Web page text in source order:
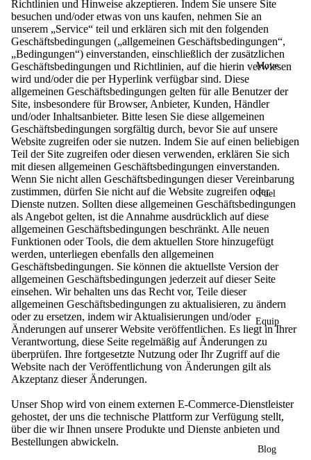
Move
Fuel
Equip
Blog
Richtlinien und Hinweise akzeptieren. Indem Sie unsere Site
besuchen und/oder etwas von uns kaufen, nehmen Sie an
unserem „Service“ teil und erklären sich mit den folgenden
Geschäftsbedingungen („allgemeinen Geschäftsbedingungen“,
„Bedingungen“) einverstanden, einschließlich der zusätzlichen
Geschäftsbedingungen und Richtlinien, auf die hierin verwiesen
wird und/oder die per Hyperlink verfügbar sind. Diese
allgemeinen Geschäftsbedingungen gelten für alle Benutzer der
Site, insbesondere für Browser, Anbieter, Kunden, Händler
und/oder Inhaltsanbieter. Bitte lesen Sie diese allgemeinen
Geschäftsbedingungen sorgfältig durch, bevor Sie auf unsere
Website zugreifen oder sie nutzen. Indem Sie auf einen beliebigen
Teil der Site zugreifen oder diesen verwenden, erklären Sie sich
mit diesen allgemeinen Geschäftsbedingungen einverstanden.
Wenn Sie nicht allen Geschäftsbedingungen dieser Vereinbarung
zustimmen, dürfen Sie nicht auf die Website zugreifen oder
Dienste nutzen. Sollten diese allgemeinen Geschäftsbedingungen
als Angebot gelten, ist die Annahme ausdrücklich auf diese
allgemeinen Geschäftsbedingungen beschränkt. Alle neuen
Funktionen oder Tools, die dem aktuellen Store hinzugefügt
werden, unterliegen ebenfalls den allgemeinen
Geschäftsbedingungen. Sie können die aktuellste Version der
allgemeinen Geschäftsbedingungen jederzeit auf dieser Seite
einsehen. Wir behalten uns das Recht vor, Teile dieser
allgemeinen Geschäftsbedingungen zu aktualisieren, zu ändern
oder zu ersetzen, indem wir Aktualisierungen und/oder
Änderungen auf unserer Website veröffentlichen. Es liegt in Ihrer
Verantwortung, diese Seite regelmäßig auf Änderungen zu
überprüfen. Ihre fortgesetzte Nutzung oder Ihr Zugriff auf die
Website nach der Veröffentlichung von Änderungen gilt als
Akzeptanz dieser Änderungen.
Unser Shop wird von einem externen E‑Commerce-Dienstleister
gehostet, der uns die technische Plattform zur Verfügung stellt,
über die wir Ihnen unsere Produkte und Dienste anbieten und
Bestellungen abwickeln.